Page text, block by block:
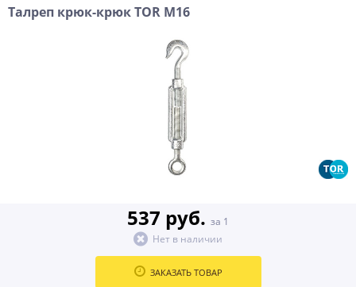
Талреп крюк-крюк TOR М16
537 руб. за 1
Нет в наличии
ЗАКАЗАТЬ ТОВАР